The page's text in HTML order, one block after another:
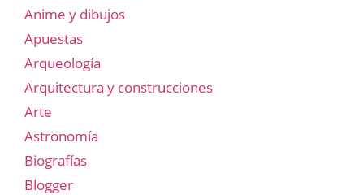
Anime y dibujos
Apuestas
Arqueología
Arquitectura y construcciones
Arte
Astronomía
Biografías
Blogger